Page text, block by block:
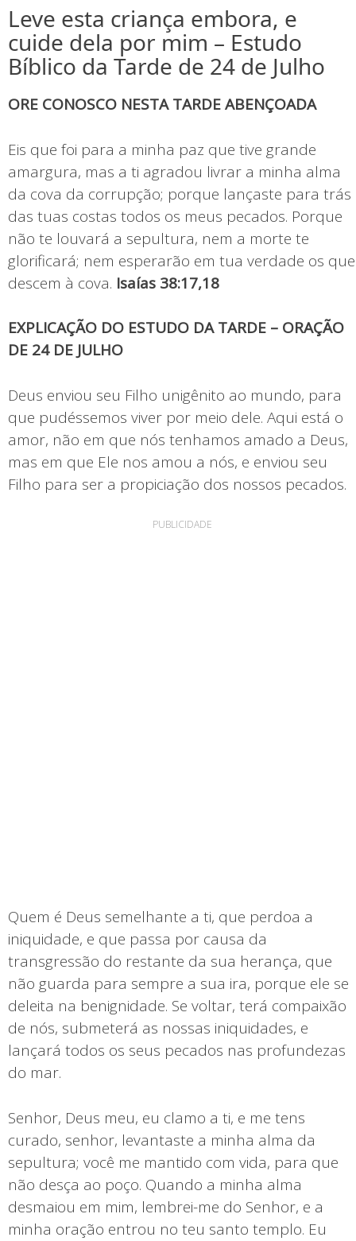
Leve esta criança embora, e
cuide dela por mim – Estudo
Bíblico da Tarde de 24 de Julho
ORE CONOSCO NESTA TARDE ABENÇOADA
Eis que foi para a minha paz que tive grande
amargura, mas a ti agradou livrar a minha alma
da cova da corrupção; porque lançaste para trás
das tuas costas todos os meus pecados. Porque
não te louvará a sepultura, nem a morte te
glorificará; nem esperarão em tua verdade os que
descem à cova. Isaías 38:17,18
EXPLICAÇÃO DO ESTUDO DA TARDE – ORAÇÃO
DE 24 DE JULHO
Deus enviou seu Filho unigênito ao mundo, para
que pudéssemos viver por meio dele. Aqui está o
amor, não em que nós tenhamos amado a Deus,
mas em que Ele nos amou a nós, e enviou seu
Filho para ser a propiciação dos nossos pecados.
PUBLICIDADE
Quem é Deus semelhante a ti, que perdoa a
iniquidade, e que passa por causa da
transgressão do restante da sua herança, que
não guarda para sempre a sua ira, porque ele se
deleita na benignidade. Se voltar, terá compaixão
de nós, submeterá as nossas iniquidades, e
lançará todos os seus pecados nas profundezas
do mar.
Senhor, Deus meu, eu clamo a ti, e me tens
curado, senhor, levantaste a minha alma da
sepultura; você me mantido com vida, para que
não desça ao poço. Quando a minha alma
desmaiou em mim, lembrei-me do Senhor, e a
minha oração entrou no teu santo templo. Eu